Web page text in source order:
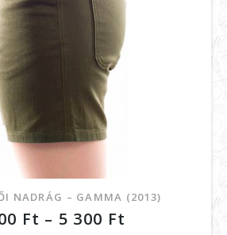
NADRÁG – GAMMA (2013)
Ft – 5 300 Ft